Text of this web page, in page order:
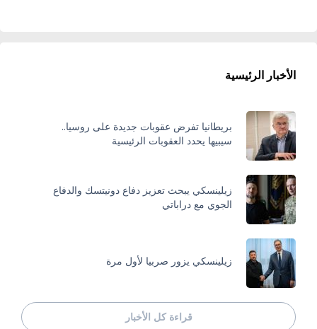
الأخبار الرئيسية
بريطانيا تفرض عقوبات جديدة على روسيا..
سيبيها يحدد العقوبات الرئيسية
زيلينسكي يبحث تعزيز دفاع دونيتسك والدفاع
الجوي مع دراباتي
زيلينسكي يزور صربيا لأول مرة
قراءة كل الأخبار